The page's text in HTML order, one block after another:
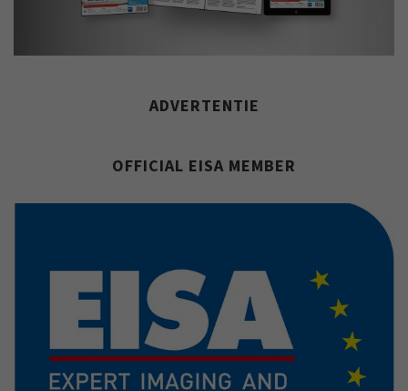
ADVERTENTIE
OFFICIAL EISA MEMBER